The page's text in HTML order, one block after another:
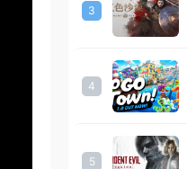
3
4
5